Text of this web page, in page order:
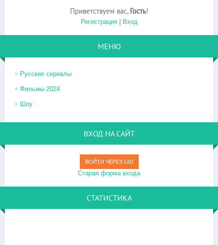
Приветствуем вас, Гость!
Регистрация| Вход
МЕНЮ
Русские сериалы
Фильмы 2024
Шоу
ВХОД НА САЙТ
ВОЙТИ ЧЕРЕЗ UID
Старая форма входа
СТАТИСТИКА